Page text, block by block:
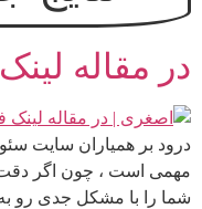
در مقاله
درود بر همیاران سایت
مهمی است ، چون اگر دقت
شما را با مشکل جدی رو